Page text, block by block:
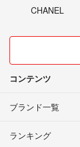
CHANEL
コンテンツ
ブランド一覧
ランキング